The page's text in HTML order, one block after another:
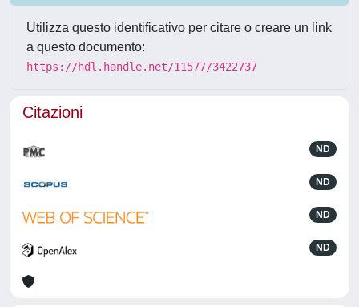
Utilizza questo identificativo per citare o creare un link
a questo documento:
https://hdl.handle.net/11577/3422737
Citazioni
ND
ND
ND
ND